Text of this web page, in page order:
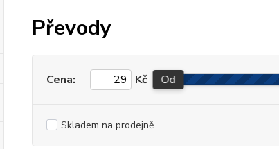
Převody
Cena: Kč Od
Skladem na prodejně